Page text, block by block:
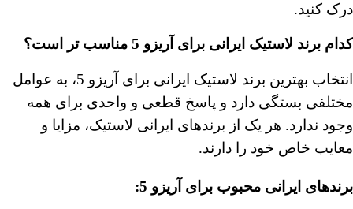
درک کنید.
کدام برند لاستیک ایرانی برای آریزو 5 مناسب تر است؟
انتخاب بهترین برند لاستیک ایرانی برای آریزو 5، به عوامل
مختلفی بستگی دارد و پاسخ قطعی و واحدی برای همه
وجود ندارد. هر یک از برندهای ایرانی لاستیک، مزایا و
معایب خاص خود را دارند.
برندهای ایرانی محبوب برای آریزو 5: